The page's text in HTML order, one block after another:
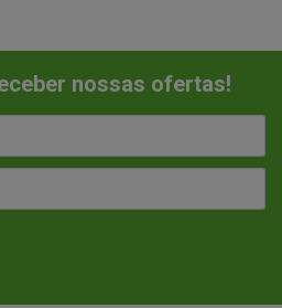
nossas ofertas!